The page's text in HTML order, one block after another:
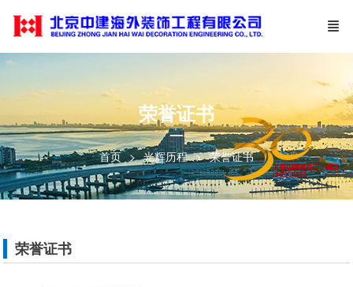
荣誉证书
—
首页 光辉历程 荣誉证书
荣誉证书